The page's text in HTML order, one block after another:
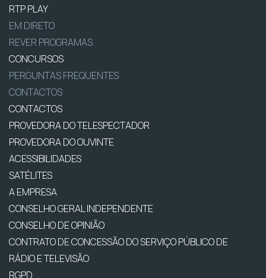
RTP PLAY
EM DIRETO
REVER PROGRAMAS
CONCURSOS
PERGUNTAS FREQUENTES
CONTACTOS
CONTACTOS
PROVEDORA DO TELESPECTADOR
PROVEDORA DO OUVINTE
ACESSIBILIDADES
SATÉLITES
A EMPRESA
CONSELHO GERAL INDEPENDENTE
CONSELHO DE OPINIÃO
CONTRATO DE CONCESSÃO DO SERVIÇO PÚBLICO DE
RÁDIO E TELEVISÃO
RGPD